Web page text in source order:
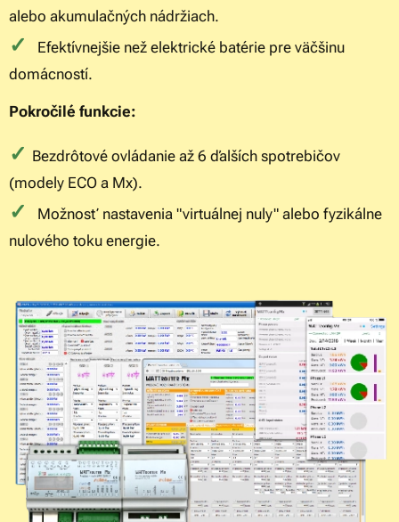
alebo akumulačných nádržiach.
✓
Efektívnejšie než elektrické batérie pre väčšinu
domácností.
Pokročilé funkcie:
✓ Bezdrôtové ovládanie až 6 ďalších spotrebičov
(modely ECO a Mx).
✓
Možnosť nastavenia "virtuálnej nuly" alebo fyzikálne
nulového toku energie.